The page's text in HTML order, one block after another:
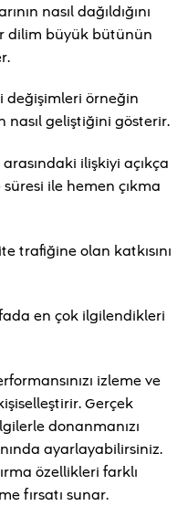
nasıl dağıldığını
dilim büyük bütünün
değişimleri örneğin
nasıl geliştiğini gösterir.
ilişkiyi açıkça
ile hemen çıkma
trafiğine olan katkısını
en çok ilgilendikleri
izleme ve
Gerçek
donanmanızı
ayarlayabilirsiniz.
özellikleri farklı
fırsatı sunar.